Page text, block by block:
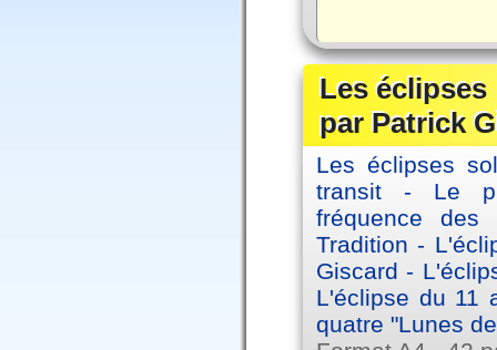
Les éclipses
par Patrick
Les éclipses
transit - Le
fréquence
Tradition -
Giscard -
L'éclipse du 11
quatre "Lunes